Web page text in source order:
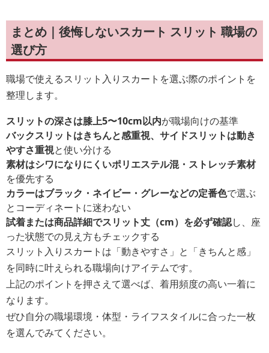
まとめ｜後悔しないスカート スリット 職場の
選び方
職場で使えるスリット入りスカートを選ぶ際のポイントを
整理します。
スリットの深さは膝上5〜10cm以内が職場向けの基準
バックスリットはきちんと感重視、サイドスリットは動き
やすさ重視と使い分ける
素材はシワになりにくいポリエステル混・ストレッチ素材
を優先する
カラーはブラック・ネイビー・グレーなどの定番色で選ぶ
とコーディネートに迷わない
試着または商品詳細でスリット丈（cm）を必ず確認し、座
った状態での見え方もチェックする
スリット入りスカートは「動きやすさ」と「きちんと感」
を同時に叶えられる職場向けアイテムです。
上記のポイントを押さえて選べば、着用頻度の高い一着に
なります。
ぜひ自分の職場環境・体型・ライフスタイルに合った一枚
を選んでみてください。